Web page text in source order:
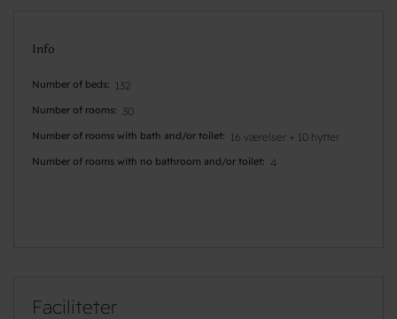
Info
Number of beds 132
Number of rooms 30
Number of rooms with bath and/or toilet 16 værelser + 10 hytter
Number of rooms with no bathroom and/or toilet 4
Faciliteter